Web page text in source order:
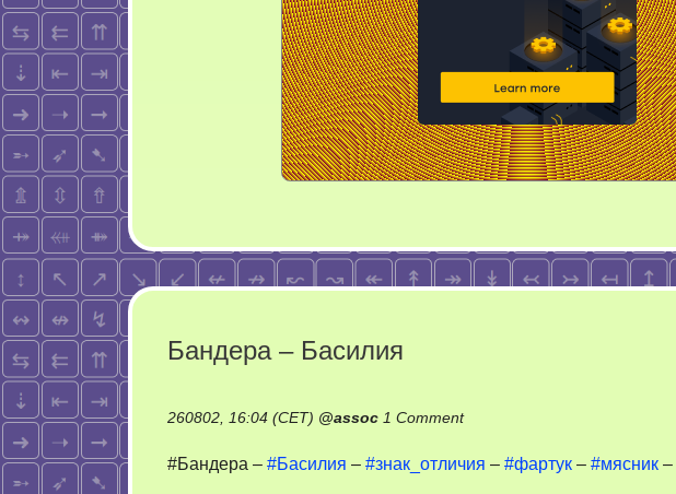
Бандера – Басилия
260802, 16:04 (CET) @assoc 1 Commenton
–
#Бандера – #Басилия – #знак_отличия – #фартук – #мясник –